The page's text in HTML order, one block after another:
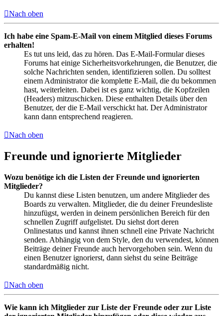
Nach oben
Ich habe eine Spam-E-Mail von einem Mitglied dieses Forums
erhalten!
Es tut uns leid, das zu hören. Das E-Mail-Formular dieses
Forums hat einige Sicherheitsvorkehrungen, die Benutzer, die
solche Nachrichten senden, identifizieren sollen. Du solltest
einem Administrator die komplette E-Mail, die du bekommen
hast, weiterleiten. Dabei ist es ganz wichtig, die Kopfzeilen
(Headers) mitzuschicken. Diese enthalten Details über den
Benutzer, der die E-Mail verschickt hat. Der Administrator
kann dann entsprechend reagieren.
Nach oben
Freunde und ignorierte Mitglieder
Wozu benötige ich die Listen der Freunde und ignorierten
Mitglieder?
Du kannst diese Listen benutzen, um andere Mitglieder des
Boards zu verwalten. Mitglieder, die du deiner Freundesliste
hinzufügst, werden in deinem persönlichen Bereich für den
schnellen Zugriff aufgelistet. Du siehst dort deren
Onlinestatus und kannst ihnen schnell eine Private Nachricht
senden. Abhängig von dem Style, den du verwendest, können
Beiträge deiner Freunde auch hervorgehoben sein. Wenn du
einen Benutzer ignorierst, dann siehst du seine Beiträge
standardmäßig nicht.
Nach oben
Wie kann ich Mitglieder zur Liste der Freunde oder zur Liste